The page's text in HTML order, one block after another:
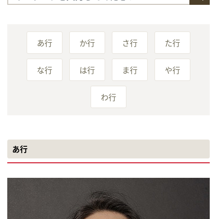
あ行 か行 さ行 た行
な行 は行 ま行 や行
わ行
あ行